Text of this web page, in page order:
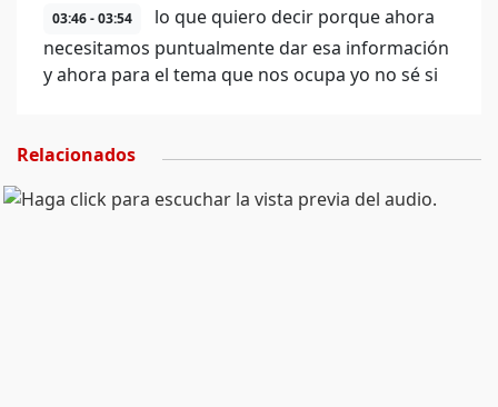
03:46 - 03:54
lo que quiero decir porque ahora
necesitamos puntualmente dar esa información
y ahora para el tema que nos ocupa yo no sé si
Relacionados